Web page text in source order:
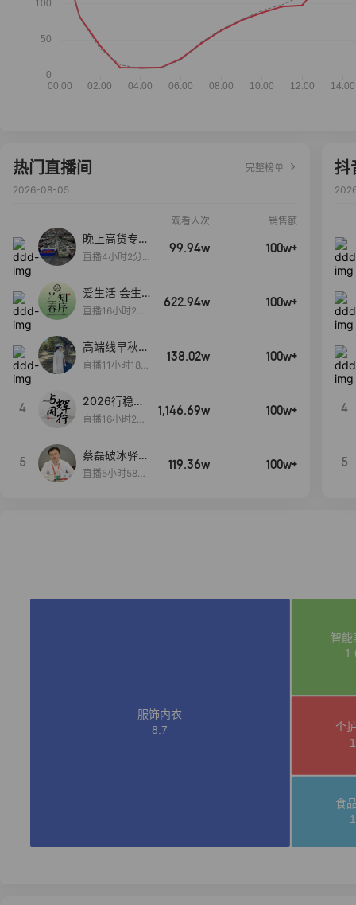
热门直播间
完整榜单
2026-08-05
观看人次 销售额
晚上高货专场
大放漏
直播4小时2分5
99.94w 100w+
爱生活 会生
活
直播16小时24
622.94w 100w+
高端线早秋现
货首发
直播11小时18分
138.02w 100w+
4
2026行稳致
远
直播16小时20
1,146.69w 100w+
5
蔡磊破冰驿站
直播间好物分
直播5小时58分
119.36w 100w+
抖
4
5